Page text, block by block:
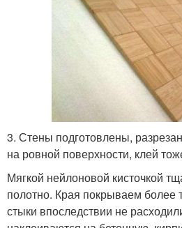
3. Стены подготовлены,
на ровной поверхности, клей
Мягкой нейлоновой кисточкой
полотно. Края покрываем более
стыки впоследствии не